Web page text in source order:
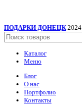
ПОДАРКИ ДОНЕЦК 2024
Каталог
Меню
Блог
О нас
Портфолио
Контакты